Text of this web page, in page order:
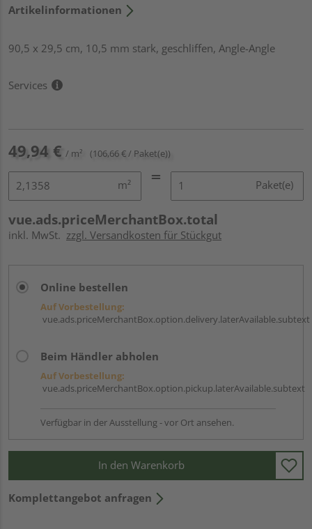
Artikelinformationen
90,5 x 29,5 cm, 10,5 mm stark, geschliffen, Angle-Angle
Services
49,94 € / m² (106,66 € / Paket(e))
m² Paket(e)
vue.ads.priceMerchantBox.total
inkl. MwSt. zzgl. Versandkosten für Stückgut
Online bestellen
Auf Vorbestellung:
vue.ads.priceMerchantBox.option.delivery.laterAvailable.subtext
Beim Händler abholen
Auf Vorbestellung:
vue.ads.priceMerchantBox.option.pickup.laterAvailable.subtext
Verfügbar in der Ausstellung - vor Ort ansehen.
In den Warenkorb
Komplettangebot anfragen